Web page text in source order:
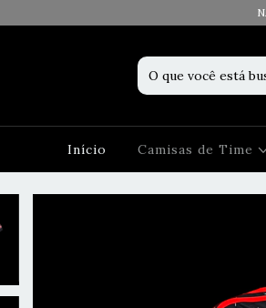
Início Camisas de Time